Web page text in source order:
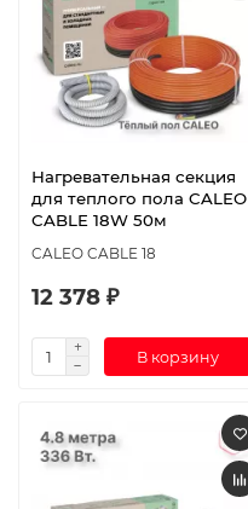
Нагревательная секция
для теплого пола CALEO
CABLE 18W 50м
CALEO CABLE 18
12 378 ₽
В корзину